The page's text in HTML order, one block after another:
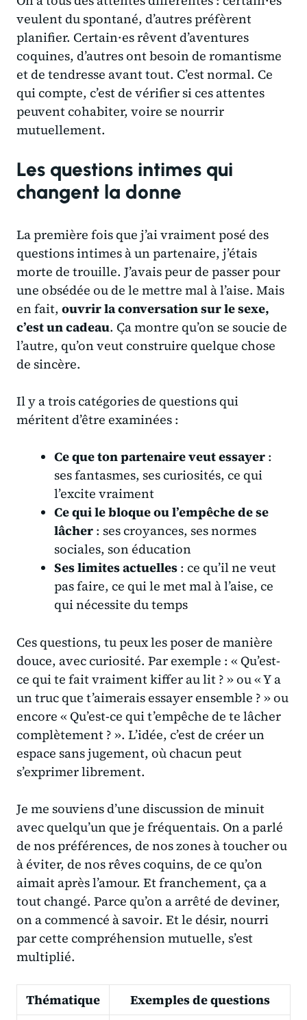
veulent du spontané, d’autres préfèrent
planifier. Certain·es rêvent d’aventures
coquines, d’autres ont besoin de romantisme
et de tendresse avant tout. C’est normal. Ce
qui compte, c’est de vérifier si ces attentes
peuvent cohabiter, voire se nourrir
mutuellement.
Les questions intimes qui
changent la donne
La première fois que j’ai vraiment posé des
questions intimes à un partenaire, j’étais
morte de trouille. J’avais peur de passer pour
une obsédée ou de le mettre mal à l’aise. Mais
en fait, ouvrir la conversation sur le sexe,
c’est un cadeau. Ça montre qu’on se soucie de
l’autre, qu’on veut construire quelque chose
de sincère.
Il y a trois catégories de questions qui
méritent d’être examinées :
Ce que ton partenaire veut essayer:
ses fantasmes, ses curiosités, ce qui
l’excite vraiment
Ce qui le bloque ou l’empêche de se
lâcher: ses croyances, ses normes
sociales, son éducation
Ses limites actuelles: ce qu’il ne veut
pas faire, ce qui le met mal à l’aise, ce
qui nécessite du temps
Ces questions, tu peux les poser de manière
douce, avec curiosité. Par exemple : « Qu’est-
ce qui te fait vraiment kiffer au lit ? »ou« Y a
un truc que t’aimerais essayer ensemble ? »ou
encore « Qu’est-ce qui t’empêche de te lâcher
complètement ? ». L’idée, c’est de créer un
espace sans jugement, où chacun peut
s’exprimer librement.
Je me souviens d’une discussion de minuit
avec quelqu’un que je fréquentais. On a parlé
de nos préférences, de nos zones à toucher ou
à éviter, de nos rêves coquins, de ce qu’on
aimait après l’amour. Et franchement, ça a
tout changé. Parce qu’on a arrêté de deviner,
on a commencé à savoir. Et le désir, nourri
par cette compréhension mutuelle, s’est
multiplié.
Thématique Exemples de questions